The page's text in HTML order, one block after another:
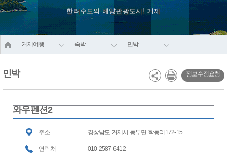
한려수도의 해양관광도시! 거제
거제여행 숙박 민박
민박 정보수정요청
와우펜션2
주소 경상남도 거제시 동부면 학동리172-15
연락처 010-2587-6412